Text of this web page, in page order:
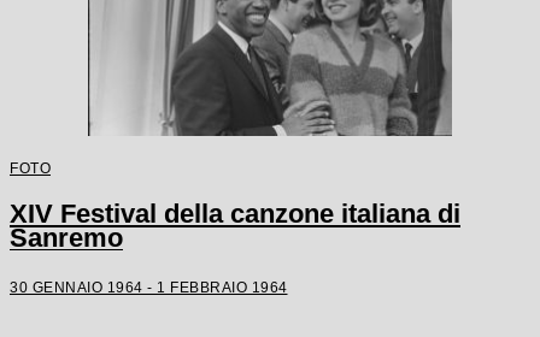
FOTO
XIV Festival della canzone italiana di
Sanremo
30 GENNAIO 1964 - 1 FEBBRAIO 1964